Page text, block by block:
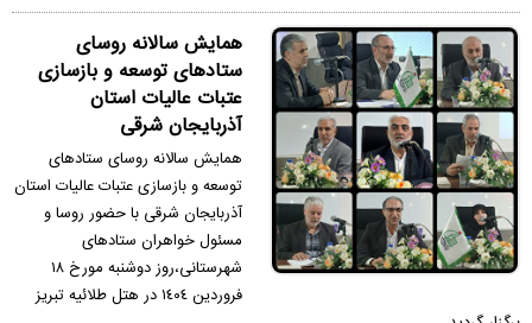
همايش سالانه روساى
ستادهاى توسعه و بازسازى
عتبات عاليات استان
آذربايجان شرقى
همايش سالانه روساى ستادهاى
توسعه و بازسازى عتبات عاليات استان
آذربايجان شرقى با حضور روسا و
مسئول خواهران ستادهاى
شهرستانى،روز دوشنبه مورخ ١٨
فروردين ١٤٠٤ در هتل طلائيه تبريز